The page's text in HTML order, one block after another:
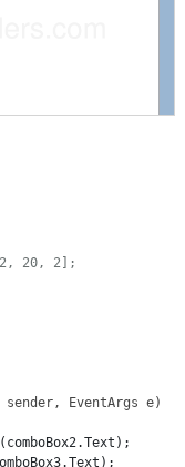
20, 2];
sender, EventArgs e)